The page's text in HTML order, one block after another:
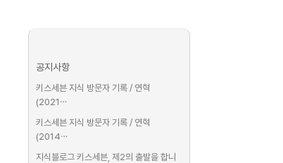
공지사항
키스세븐 지식 방문자 기록 / 연혁
(2021⋯
키스세븐 지식 방문자 기록 / 연혁
(2014⋯
지식블로그 키스세븐, 제2의 출발을 합니